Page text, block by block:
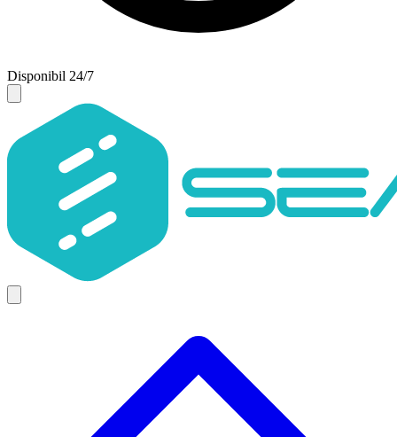
Disponibil 24/7